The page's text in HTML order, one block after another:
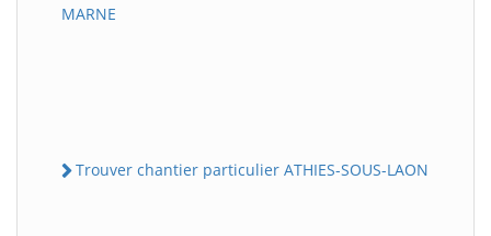
MARNE
Trouver chantier particulier ATHIES-SOUS-LAON